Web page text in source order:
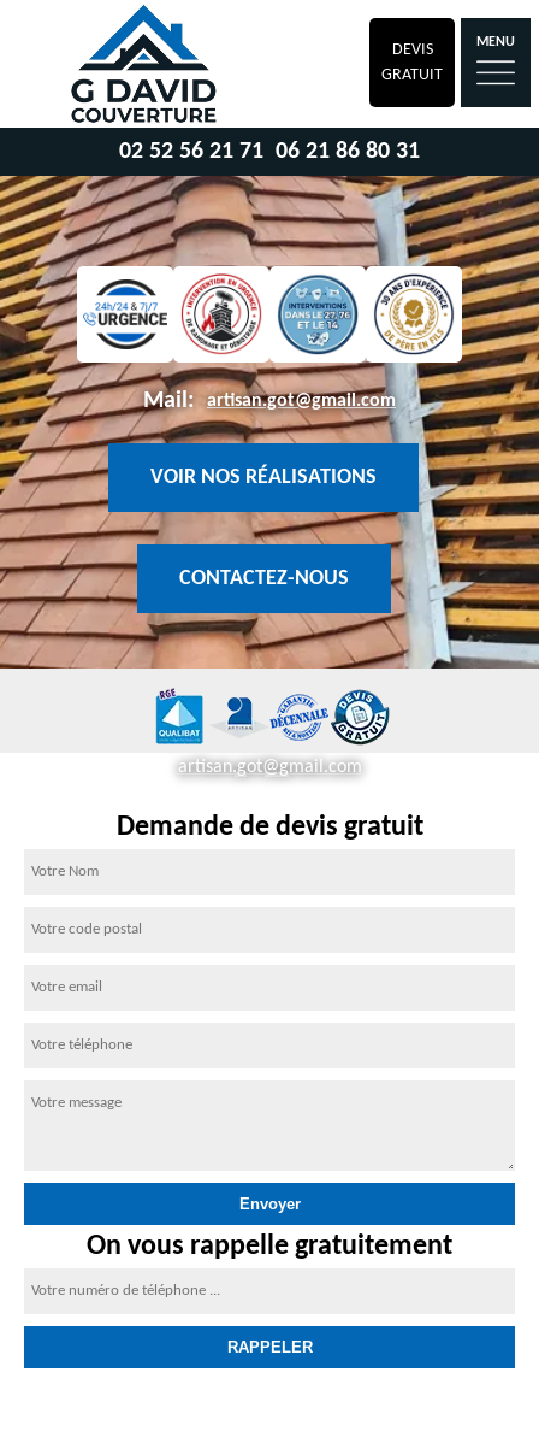
DEVIS
GRATUIT
MENU
02 52 56 21 71 06 21 86 80 31
Mail: artisan.got@gmail.com
VOIR NOS RÉALISATIONS
CONTACTEZ-NOUS
artisan.got@gmail.com
Demande de devis gratuit
On vous rappelle gratuitement